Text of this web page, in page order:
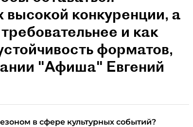
высокой конкуренции, а
и как
форматов,
"Афиша" Евгений
в сфере культурных событий?